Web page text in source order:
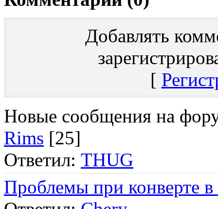
Добавлять
[
Новые сообщения на
Rims [25]
Ответил: THUG
Проблемы при конверте